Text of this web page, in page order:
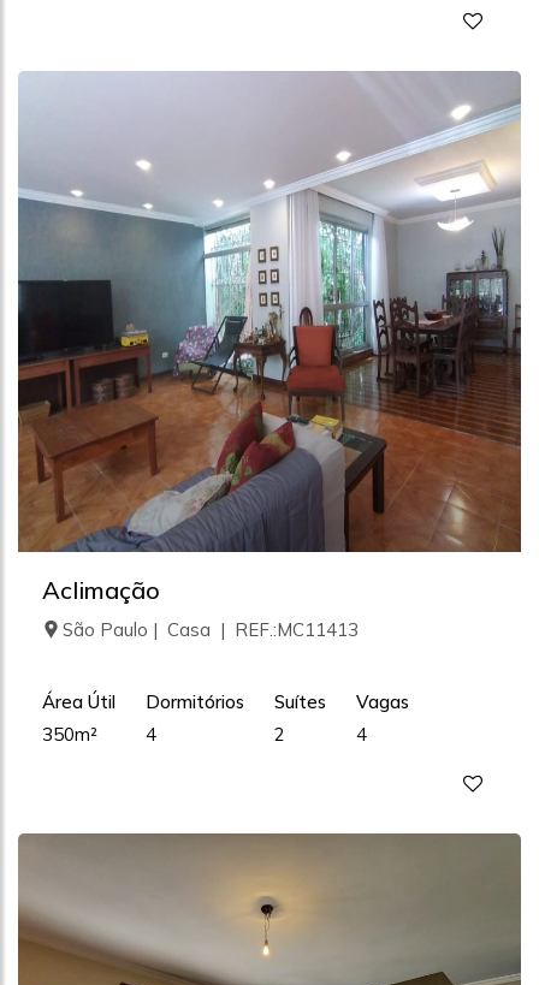
Aclimação
São Paulo | Casa | REF.:MC11413
Área Útil
350m²
Dormitórios
4
Suítes
2
Vagas
4